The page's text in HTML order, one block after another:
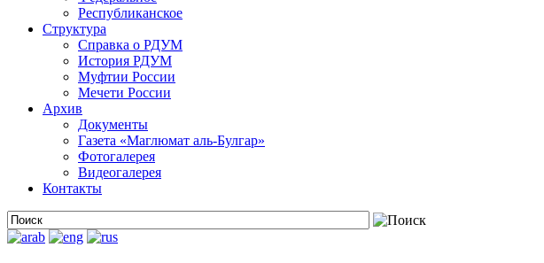
Республиканское
Структура
Справка о РДУМ
История РДУМ
Муфтии России
Мечети России
Архив
Документы
Газета «Маглюмат аль-Булгар»
Фотогалерея
Видеогалерея
Контакты